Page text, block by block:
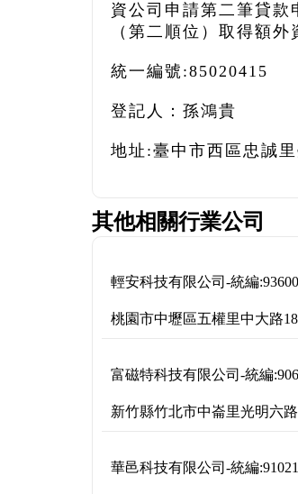
資公司申請第二筆貸
（第二順位）取得額外
統一編號:85020415
登記人：孫鴻貴
地址:臺中市西區忠誠
其他相關行業公司
輕安科技有限公司 -統編:
桃園市中壢區五權里中大路
富磁特科技有限公司 -統編:
新竹縣竹北市中崙里光明六
華邑科技有限公司 -統編: